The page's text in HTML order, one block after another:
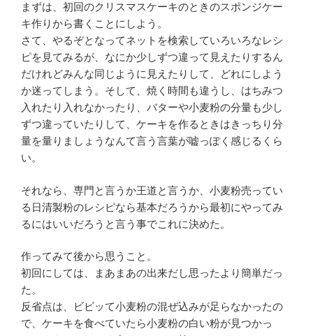
まずは、初回のクリスマスケーキのときのスポンジケー
キ作りから書くことにしよう。
さて、やるぞとなってネットを検索していろいろなレシ
ピを見てみるが、なにか少しずつ違って見えたりするん
だけれどみんな同じように見えたりして、どれにしよう
か迷ってしまう。そして、焼く時間も違うし、はちみつ
入れたり入れなかったり、バターや小麦粉の分量も少し
ずつ違っていたりして、ケーキを作るときはきっちり分
量を量りましょうなんて言う言葉が嘘っぽく感じるくら
い。
それなら、専門と言うか王道と言うか、小麦粉売ってい
る日清製粉のレシピなら基本だろうから最初にやってみ
るにはいいだろうと言う事でこれに決めた。
作ってみて後から思うこと。
初回にしては、まあまあの出来だし思ったより簡単だっ
た。
反省点は、ビビッて小麦粉の混ぜ込みが足らなかったの
で、ケーキを食べていたら小麦粉の白い粉が見つかっ